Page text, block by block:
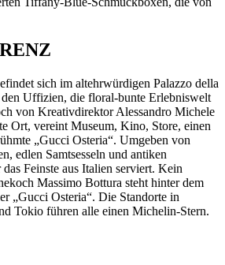
sich im altehrwürdigen Palazzo della
Uffizien, die floral-bunte Erlebniswelt
von Kreativdirektor Alessandro Michele
Ort, vereint Museum, Kino, Store, einen
„Gucci Osteria“. Umgeben von
edlen Samtsesseln und antiken
Feinste aus Italien serviert. Kein
Massimo Bottura steht hinter dem
„Gucci Osteria“. Die Standorte in
Tokio führen alle einen Michelin-Stern.